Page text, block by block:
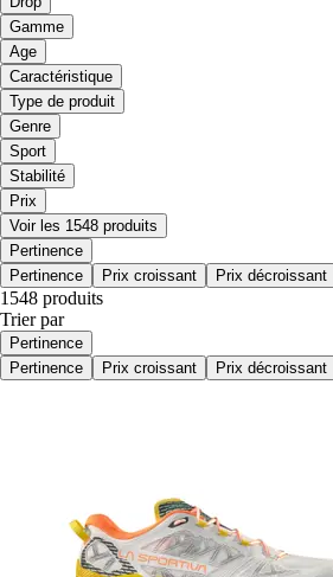
Gamme
Age
Caractéristique
Type de produit
Genre
Sport
Stabilité
Prix
Voir les 1548 produits
Pertinence
Pertinence
Prix croissant Prix décroissant
1548 produits
Trier par
Pertinence
Pertinence
Prix croissant Prix décroissant